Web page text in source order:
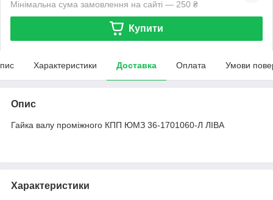
Мінімальна сума замовлення на сайті — 250 ₴
Купити
Характеристики Доставка Оплата Умови
Опис
Гайка валу проміжного КПП ЮМЗ 36-1701060-Л ЛІВА
Характеристики